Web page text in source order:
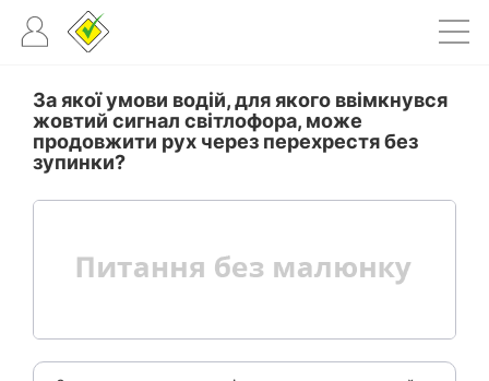
За якої умови водій, для якого ввімкнувся
жовтий сигнал світлофора, може
продовжити рух через перехрестя без
зупинки?